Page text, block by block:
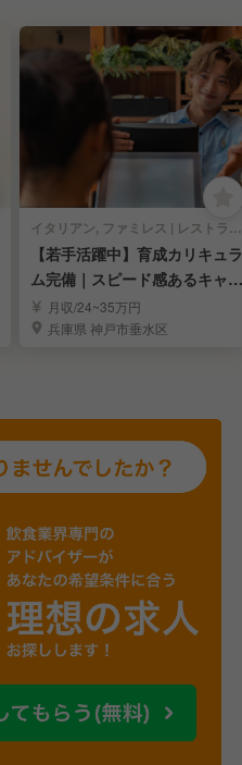
イタリアン, ファミレス | レストランサービス・ホールスタッフ
【若手活躍中】育成カリキュラ
ム完備｜スピード感あるキャリ
アアップを実現
月収/24~35万円
兵庫県 神戸市垂水区